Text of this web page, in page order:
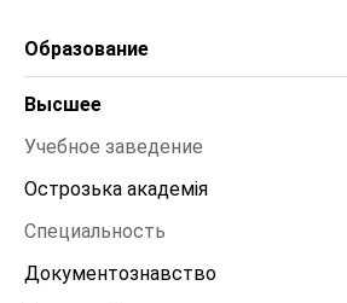
Образование
Высшее
Учебное заведение
Острозька академія
Специальность
Документознавство